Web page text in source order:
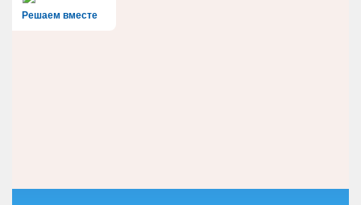
Решаем вместе